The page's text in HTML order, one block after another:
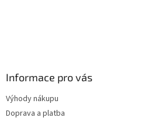
Informace pro vás
Výhody nákupu
Doprava a platba